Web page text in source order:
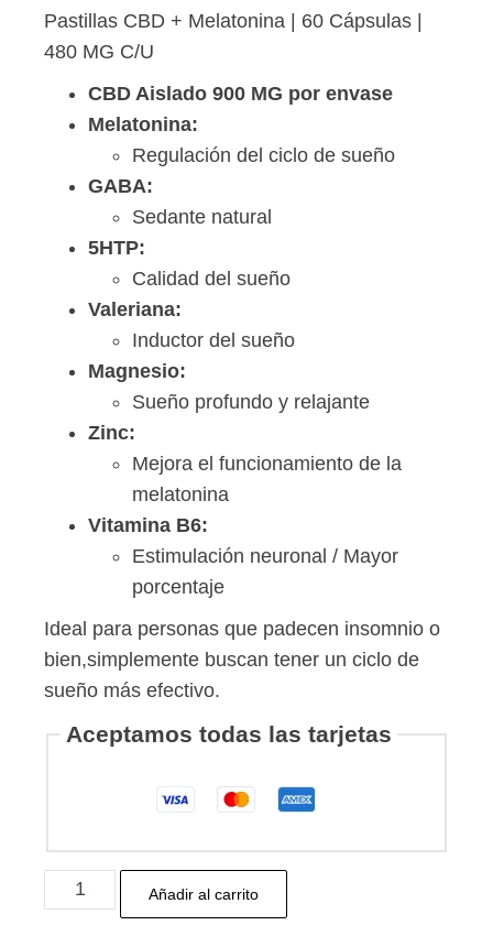
Pastillas CBD + Melatonina | 60 Cápsulas |
480 MG C/U
CBD Aislado 900 MG por envase
Melatonina:
Regulación del ciclo de sueño
GABA:
Sedante natural
5HTP:
Calidad del sueño
Valeriana:
Inductor del sueño
Magnesio:
Sueño profundo y relajante
Zinc:
Mejora el funcionamiento de la
melatonina
Vitamina B6:
Estimulación neuronal / Mayor
porcentaje
Ideal para personas que padecen insomnio o
bien,simplemente buscan tener un ciclo de
sueño más efectivo.
Aceptamos todas las tarjetas
Pastillas
CBD
Añadir al carrito